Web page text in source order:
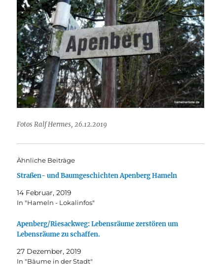
Fotos Ralf Hermes, 26.12.2019
Ähnliche Beiträge
Straßen- und Baumgeschichten Apenberg Hameln
14 Februar, 2019
In "Hameln - Lokalinfos"
Apenberg/Riesackweg: Lebensräume zerstören um
Lebensräume zu schaffen.
27 Dezember, 2019
In "Bäume in der Stadt"